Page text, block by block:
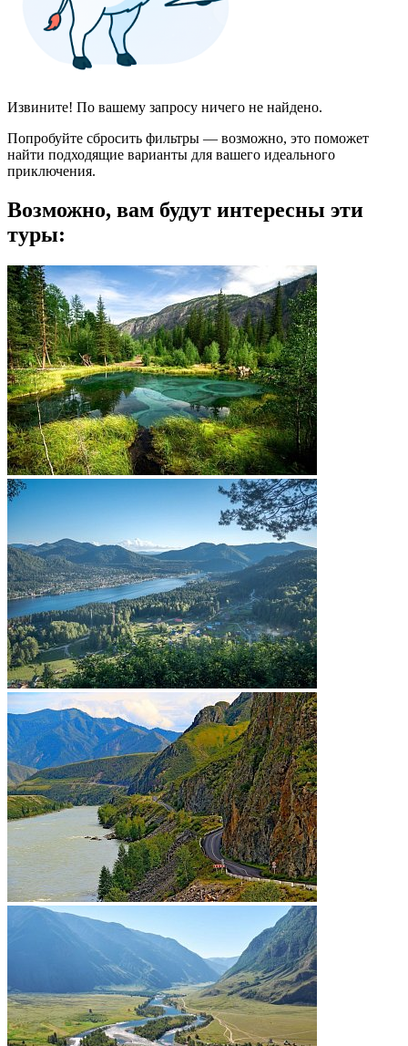
Извините! По вашему запросу ничего не найдено.
Попробуйте сбросить фильтры — возможно, это поможет
найти подходящие варианты для вашего идеального
приключения.
Возможно, вам будут интересны эти
туры: